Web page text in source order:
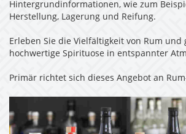
Hintergrundinformationen, wie zum
Herstellung, Lagerung und Reifung.
Erleben Sie die Vielfältigkeit von Rum und
hochwertige Spirituose in entspannter
Primär richtet sich dieses Angebot an